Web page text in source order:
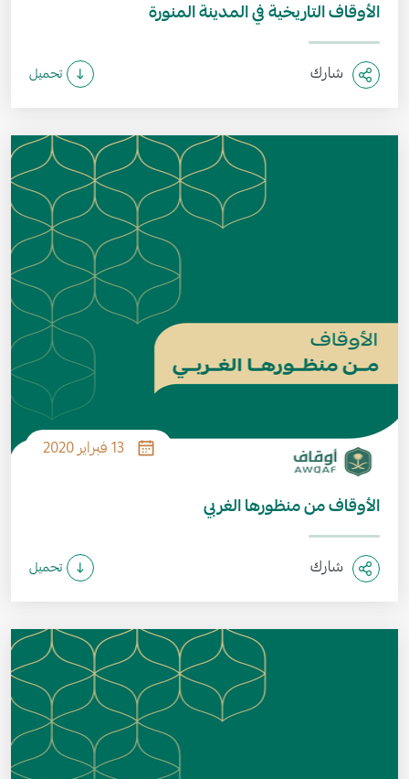
الأوقاف التاريخية في المدينة المنورة
شارك تحميل
13 فبراير 2020
الأوقاف من منظورها الغربي
شارك تحميل